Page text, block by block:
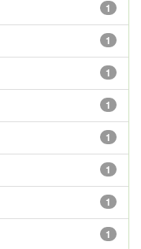
1
1
1
1
1
1
1
1